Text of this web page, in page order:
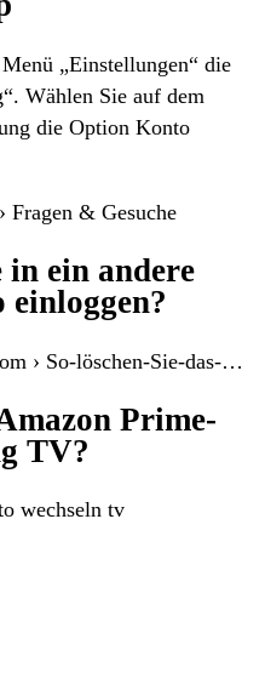
„Einstellungen“ die
Wählen Sie auf dem
die Option Konto
& Gesuche
ein andere
› So-löschen-Sie-das-…
Prime-
TV?
wechseln tv